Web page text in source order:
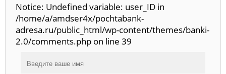
Notice: Undefined variable: user_ID in
/home/a/amdser4x/pochtabank-
adresa.ru/public_html/wp-content/themes/banki-
2.0/comments.php on line 39